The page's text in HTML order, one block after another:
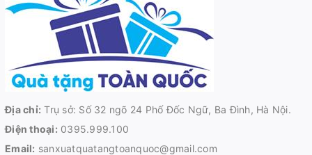
Địa chỉ: Trụ sở: Số 32 ngõ 24 Phố Đốc Ngữ, Ba Đình, Hà Nội.
Điện thoại: 0395.999.100
Email: sanxuatquatangtoanquoc@gmail.com